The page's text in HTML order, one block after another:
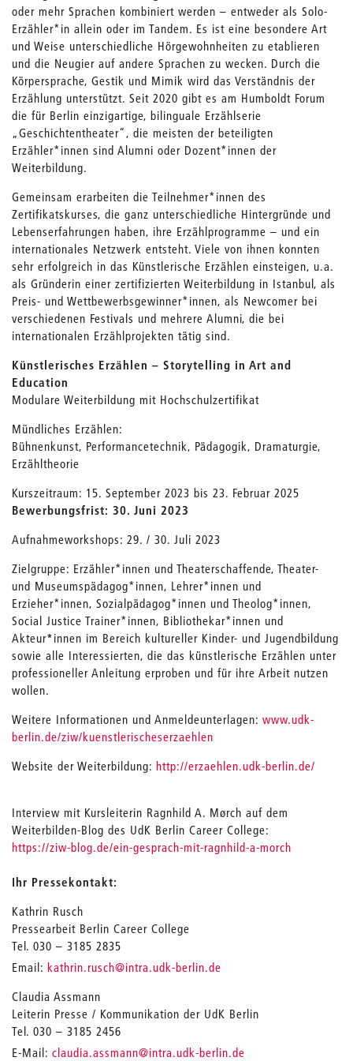
oder mehr Sprachen kombiniert werden – entweder als Solo-
Erzähler*in allein oder im Tandem. Es ist eine besondere Art
und Weise unterschiedliche Hörgewohnheiten zu etablieren
und die Neugier auf andere Sprachen zu wecken. Durch die
Körpersprache, Gestik und Mimik wird das Verständnis der
Erzählung unterstützt. Seit 2020 gibt es am Humboldt Forum
die für Berlin einzigartige, bilinguale Erzählserie
„Geschichtentheater“, die meisten der beteiligten
Erzähler*innen sind Alumni oder Dozent*innen der
Weiterbildung.
Gemeinsam erarbeiten die Teilnehmer*innen des
Zertifikatskurses, die ganz unterschiedliche Hintergründe und
Lebenserfahrungen haben, ihre Erzählprogramme – und ein
internationales Netzwerk entsteht. Viele von ihnen konnten
sehr erfolgreich in das Künstlerische Erzählen einsteigen, u.a.
als Gründerin einer zertifizierten Weiterbildung in Istanbul, als
Preis- und Wettbewerbsgewinner*innen, als Newcomer bei
verschiedenen Festivals und mehrere Alumni, die bei
internationalen Erzählprojekten tätig sind.
Künstlerisches Erzählen – Storytelling in Art and
Education
Modulare Weiterbildung mit Hochschulzertifikat
Mündliches Erzählen:
Bühnenkunst, Performancetechnik, Pädagogik, Dramaturgie,
Erzähltheorie
Kurszeitraum: 15. September 2023 bis 23. Februar 2025
Bewerbungsfrist: 30. Juni 2023
Aufnahmeworkshops: 29. / 30. Juli 2023
Zielgruppe: Erzähler*innen und Theaterschaffende, Theater-
und Museumspädagog*innen, Lehrer*innen und
Erzieher*innen, Sozialpädagog*innen und Theolog*innen,
Social Justice Trainer*innen, Bibliothekar*innen und
Akteur*innen im Bereich kultureller Kinder- und Jugendbildung
sowie alle Interessierten, die das künstlerische Erzählen unter
professioneller Anleitung erproben und für ihre Arbeit nutzen
wollen.
Weitere Informationen und Anmeldeunterlagen: www.udk-
berlin.de/ziw/kuenstlerischeserzaehlen
Website der Weiterbildung: http://erzaehlen.udk-berlin.de/
Interview mit Kursleiterin Ragnhild A. Mørch auf dem
Weiterbilden-Blog des UdK Berlin Career College:
https://ziw-blog.de/ein-gesprach-mit-ragnhild-a-morch
Ihr Pressekontakt:
Kathrin Rusch
Pressearbeit Berlin Career College
Tel. 030 – 3185 2835
Email: kathrin.rusch_
@intra.udk-berlin.de
Claudia Assmann
Leiterin Presse / Kommunikation der UdK Berlin
Tel. 030 – 3185 2456
E-Mail: claudia.assmann_
@intra.udk-berlin.de